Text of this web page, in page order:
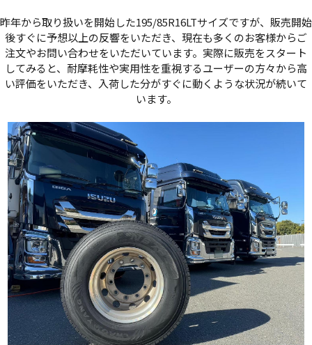
昨年から取り扱いを開始した195/85R16LTサイズですが、販売開始
後すぐに予想以上の反響をいただき、現在も多くのお客様からご
注文やお問い合わせをいただいています。実際に販売をスタート
してみると、耐摩耗性や実用性を重視するユーザーの方々から高
い評価をいただき、入荷した分がすぐに動くような状況が続いて
います。